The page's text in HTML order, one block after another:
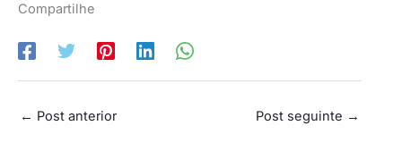
Compartilhe
← Post anterior Post seguinte →